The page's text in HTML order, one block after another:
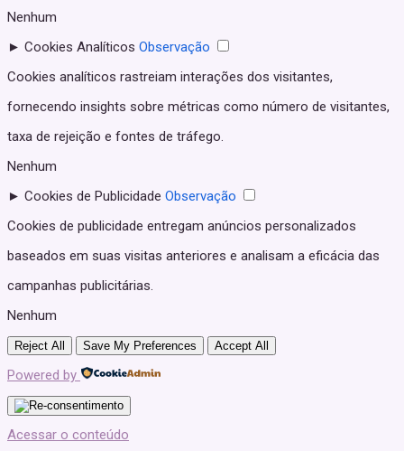
Nenhum
► Cookies Analíticos Observação
Cookies analíticos rastreiam interações dos visitantes,
fornecendo insights sobre métricas como número de visitantes,
taxa de rejeição e fontes de tráfego.
Nenhum
► Cookies de Publicidade Observação
Cookies de publicidade entregam anúncios personalizados
baseados em suas visitas anteriores e analisam a eficácia das
campanhas publicitárias.
Nenhum
Reject All Save My Preferences Accept All
Powered by
Acessar o conteúdo